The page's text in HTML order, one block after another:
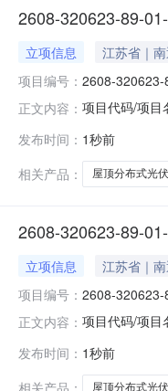
2608-320623-89-
立项信息
江苏省｜
项目编号： 2608-
正文内容： 项目代码/项目
发布时间： 1秒前
相关产品：
屋顶分布式光
2608-320623-89-
立项信息
江苏省｜
项目编号： 2608-
正文内容： 项目代码/项目
发布时间： 1秒前
相关产品：
屋顶分布式光